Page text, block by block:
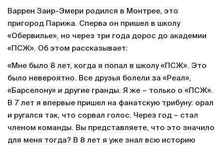
Варрен Заир-Эмери родился в Монтрее, это
пригород Парижа. Сперва он пришел в школу
«Обервилье», но через три года дорос до академии
«ПСЖ». Об этом рассказывает:
«Мне было 8 лет, когда я попал в школу «ПСЖ». Это
было невероятно. Все друзья болели за «Реал»,
«Барселону» и другие гранды. Я же – только о «ПСЖ».
В 7 лет я впервые пришел на фанатскую трибуну: орал
и ругался так, что сорвал голос. Через год – стал
членом команды. Вы представляете, что это значило
для меня тогда? В 8 лет я уже знал всю историю